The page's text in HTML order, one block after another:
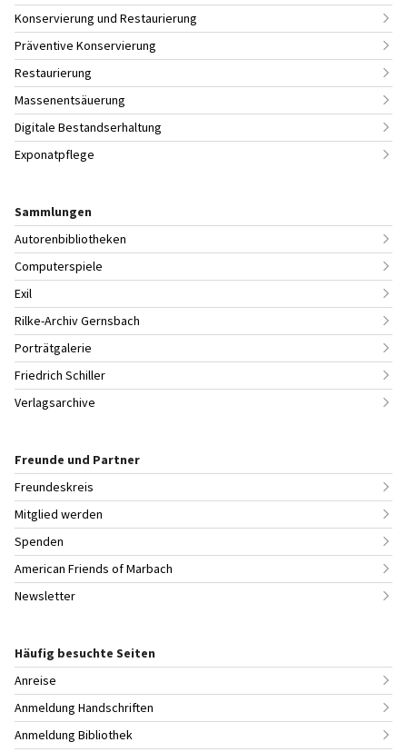
Konservierung und Restaurierung
Präventive Konservierung
Restaurierung
Massenentsäuerung
Digitale Bestandserhaltung
Exponatpflege
Sammlungen
Autorenbibliotheken
Computerspiele
Exil
Rilke-Archiv Gernsbach
Porträtgalerie
Friedrich Schiller
Verlagsarchive
Freunde und Partner
Freundeskreis
Mitglied werden
Spenden
American Friends of Marbach
Newsletter
Häufig besuchte Seiten
Anreise
Anmeldung Handschriften
Anmeldung Bibliothek